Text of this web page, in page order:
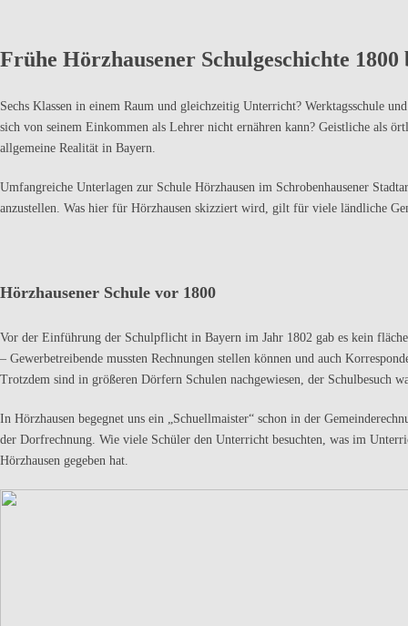
Frühe Hörzhausener Schulgeschichte 1800
Sechs Klassen in einem Raum und gleichzeitig Unterricht? Werktagsschule
sich von seinem Einkommen als Lehrer nicht ernähren kann? Geistliche als
allgemeine Realität in Bayern.
Umfangreiche Unterlagen zur Schule Hörzhausen im Schrobenhausener
anzustellen. Was hier für Hörzhausen skizziert wird, gilt für viele ländliche
Hörzhausener Schule vor 1800
Vor der Einführung der Schulpflicht in Bayern im Jahr 1802 gab es kein
– Gewerbetreibende mussten Rechnungen stellen können und auch
Trotzdem sind in größeren Dörfern Schulen nachgewiesen, der Schulbesuch
In Hörzhausen begegnet uns ein „Schuellmaister“ schon in der
der Dorfrechnung. Wie viele Schüler den Unterricht besuchten, was im
Hörzhausen gegeben hat.